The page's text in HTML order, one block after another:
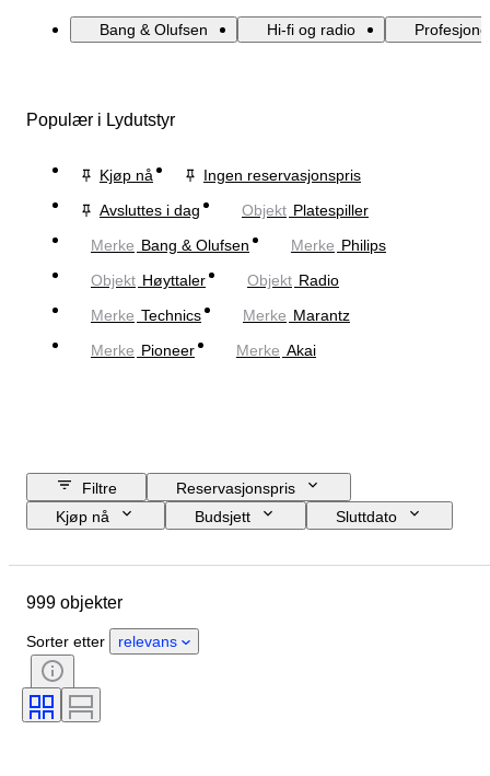
Bang & Olufsen Hi-fi og radio
Populær i Lydutstyr
Kjøp nå
Ingen reservasjonspris
Avsluttes i dag
Objekt Platespiller
Merke Bang & Olufsen Merke Philips
Objekt Høyttaler Objekt Radio
Merke Technics Merke Marantz
Merke Pioneer Merke Akai
Filtre
Reservasjonspris
Kjøp nå
Budsjett
Sluttdato
Tilstand
Stil
Testet og fungerer
Æra
999 objekter
Sorter etter relevans